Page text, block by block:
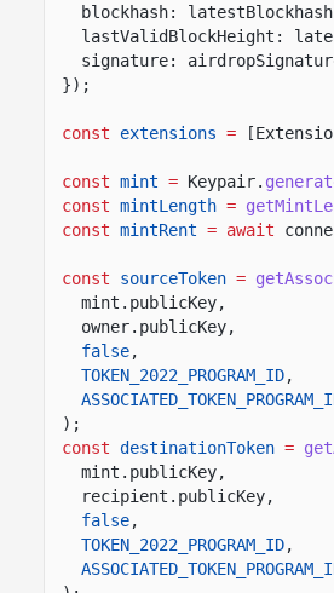
blockhash:
lastValidBlockHeight:
signature:
});
const extensions =
const mint = Keypair.
const mintLength =
const mintRent = await
const sourceToken =
mint.publicKey,
owner.publicKey,
false,
TOKEN_2022_PROGRAM_ID,
);
const destinationToken =
mint.publicKey,
recipient.publicKey,
false,
TOKEN_2022_PROGRAM_ID,